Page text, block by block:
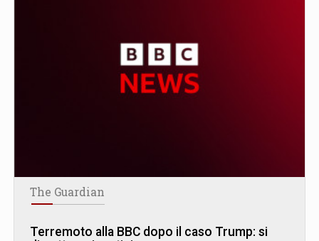
The Guardian
Terremoto alla BBC dopo il caso Trump: si